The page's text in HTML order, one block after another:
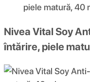
piele matură, 40
Nivea Vital Soy
întărire, piele